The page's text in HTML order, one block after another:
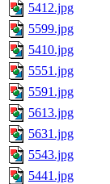
5412.jpg
5599.jpg
5410.jpg
5551.jpg
5591.jpg
5613.jpg
5631.jpg
5543.jpg
5441.jpg